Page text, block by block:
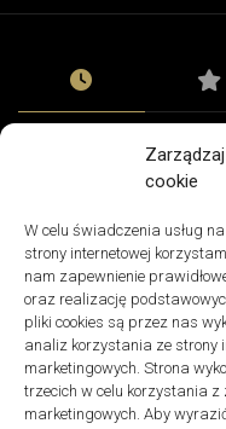
cookie
W celu świadczenia usług
strony internetowej
nam zapewnienie
oraz realizację
pliki cookies są przez nas
analiz korzystania ze strony
marketingowych. Strona
trzecich w celu korzystania
marketingowych. Aby
TECHNOLOGIE
Odbiór
BIZNES, FINANSE
Co wysłać
06/07/2026
ZDROWIE,
Lekarz online
23/06/2026
BIZNES, FINANSE